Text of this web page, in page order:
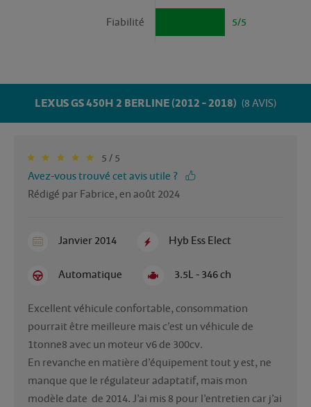
5/5
Fiabilité
LEXUS GS 450H 2 BERLINE (2012 - 2018) (8 AVIS)
5 / 5
Avez-vous trouvé cet avis utile ?
Rédigé par Fabrice, en août 2024
Janvier 2014 Hyb Ess Elect
Automatique 3.5L - 346 ch
Excellent véhicule confortable, consommation
pourrait être meilleure mais c’est un véhicule de
1tonne8 avec un moteur v6 de 300cv.
En revanche en matière d’équipement tout y est, ne
manque que le régulateur adaptatif, mais mon
modèle date  de 2014. J’ai mis 8 pour l’entretien car j’ai